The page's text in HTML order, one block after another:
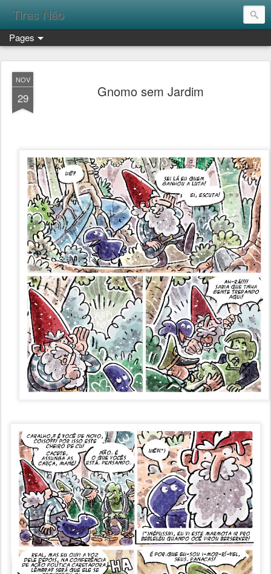
Tiras Não
Pages
NOV
29 Gnomo sem Jardim